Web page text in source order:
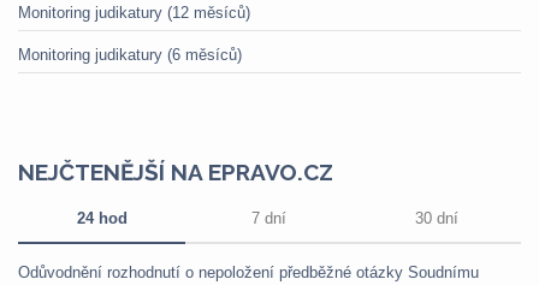
Monitoring judikatury (12 měsíců)
Monitoring judikatury (6 měsíců)
NEJČTENĚJŠÍ NA EPRAVO.CZ
24 hod 7 dní 30 dní
Odůvodnění rozhodnutí o nepoložení předběžné otázky Soudnímu